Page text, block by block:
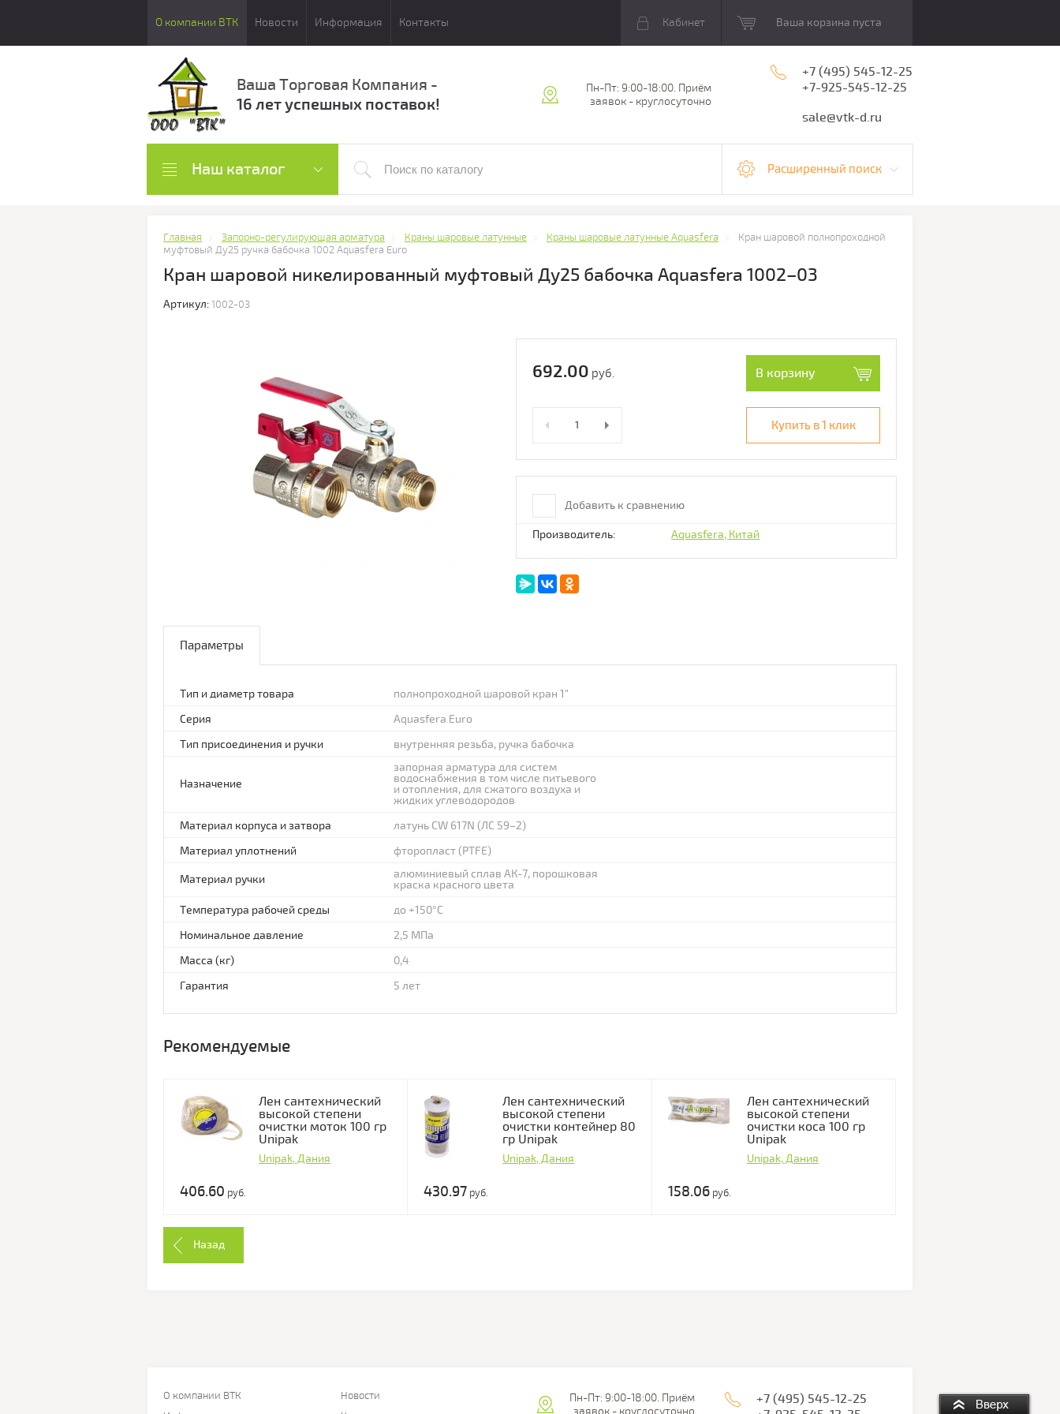
О компании ВТК Новости Информация Контакты Кабинет Ваша корзина пуста
Ваша Торговая Компания -
16 лет успешных поставок!
Пн-Пт: 9:00-18:00. Приём
заявок - круглосуточно
+7 (495) 545-12-25
+7-925-545-12-25
sale@vtk-d.ru
Наш каталог Расширенный поиск
Главная Запорно-регулирующая арматура Краны шаровые латунные Краны шаровые латунные Aquasfera
Кран шаровой полнопроходной
муфтовый Ду25 ручка бабочка 1002 Aquasfera Euro
Кран шаровой никелированный муфтовый Ду25 бабочка Aquasfera 1002–03
Артикул:1002-03
692.00 руб. В корзину
Купить в 1 клик
Добавить к сравнению
Производитель: Aquasfera, Китай
Параметры
Тип и диаметр товара
полнопроходной шаровой кран 1"
Серия
Aquasfera Euro
Тип присоединения и ручки
внутренняя резьба, ручка бабочка
Назначение
запорная арматура для систем
водоснабжения в том числе питьевого
и отопления, для сжатого воздуха и
жидких углеводородов
Материал корпуса и затвора
латунь CW 617N (ЛС 59–2)
Материал уплотнений
фторопласт (PTFE)
Материал ручки
алюминиевый сплав АК-7, порошковая
краска красного цвета
Температура рабочей среды
до +150°C
Номинальное давление
2,5 МПа
Масса (кг)
0,4
Гарантия
5 лет
Рекомендуемые
Лен сантехнический
высокой степени
очистки моток 100 гр
Unipak
Unipak, Дания
406.60 руб.
Лен сантехнический
высокой степени
очистки контейнер 80
гр Unipak
Unipak, Дания
430.97 руб.
Лен сантехнический
высокой степени
очистки коса 100 гр
Unipak
Unipak, Дания
158.06руб.
Назад
О компании ВТК
Новости
Пн-Пт: 9:00-18:00. Приём
заявок - круглосуточно
+7 (495) 545-12-25